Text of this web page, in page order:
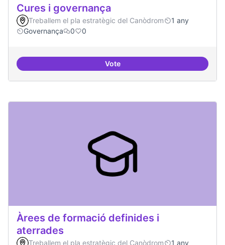
Cures i governança
Treballem el pla estratègic del Canòdrom
1 any
Governança
0 0
VoteCures i governança
Àrees de formació definides i
aterrades
Treballem el pla estratègic del Canòdrom 1 any